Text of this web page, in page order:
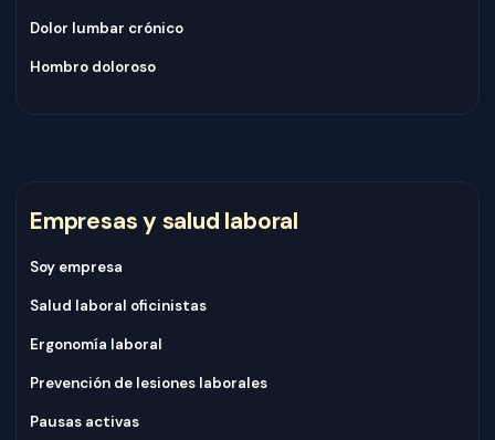
Dolor lumbar crónico
Hombro doloroso
Empresas y salud laboral
Soy empresa
Salud laboral oficinistas
Ergonomía laboral
Prevención de lesiones laborales
Pausas activas